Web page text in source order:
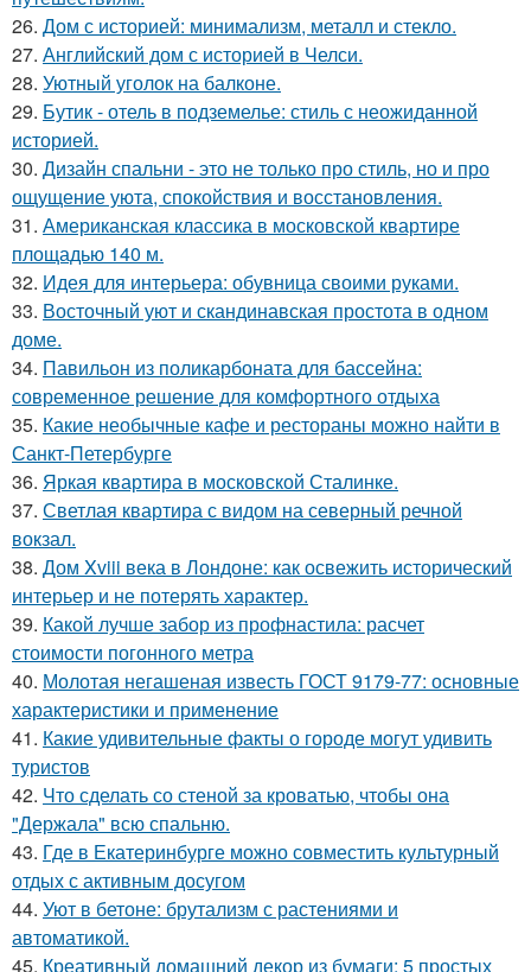
26. Дом с историей: минимализм, металл и стекло.
27. Английский дом с историей в Челси.
28. Уютный уголок на балконе.
29. Бутик - отель в подземелье: стиль с неожиданной
историей.
30. Дизайн спальни - это не только про стиль, но и про
ощущение уюта, спокойствия и восстановления.
31. Американская классика в московской квартире
площадью 140 м.
32. Идея для интерьера: обувница своими руками.
33. Восточный уют и скандинавская простота в одном
доме.
34. Павильон из поликарбоната для бассейна:
современное решение для комфортного отдыха
35. Какие необычные кафе и рестораны можно найти в
Санкт-Петербурге
36. Яркая квартира в московской Сталинке.
37. Светлая квартира с видом на северный речной
вокзал.
38. Дом Xviii века в Лондоне: как освежить исторический
интерьер и не потерять характер.
39. Какой лучше забор из профнастила: расчет
стоимости погонного метра
40. Молотая негашеная известь ГОСТ 9179-77: основные
характеристики и применение
41. Какие удивительные факты о городе могут удивить
туристов
42. Что сделать со стеной за кроватью, чтобы она
"Держала" всю спальню.
43. Где в Екатеринбурге можно совместить культурный
отдых с активным досугом
44. Уют в бетоне: брутализм с растениями и
автоматикой.
45. Креативный домашний декор из бумаги: 5 простых